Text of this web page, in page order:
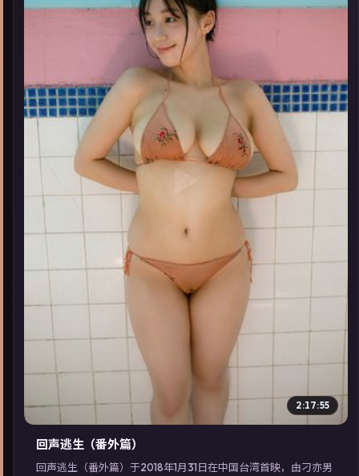
▶
2:17:55
回声逃生（番外篇）
回声逃生（番外篇）于2018年1月31日在中国台湾首映，由刁亦男